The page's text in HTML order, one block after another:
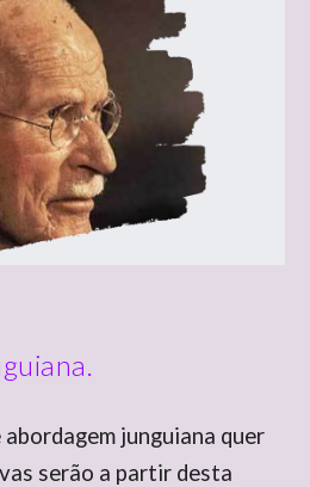
junguiana quer
serão a partir desta